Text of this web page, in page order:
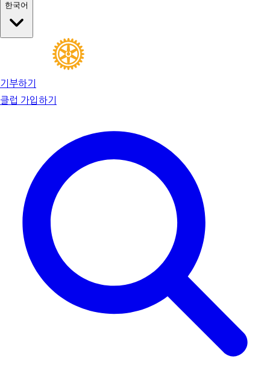
한국어
기부하기
클럽 가입하기